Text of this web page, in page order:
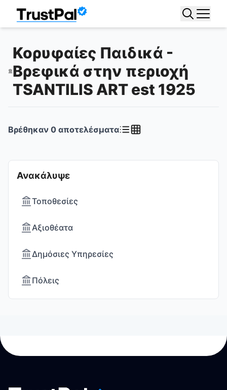
Κορυφαίες Παιδικά -
Βρεφικά στην περιοχή
TSANTILIS ART est 1925
Ανακάλυψε
Τοποθεσίες
Αξιοθέατα
Δημόσιες Υπηρεσίες
Πόλεις
Βρέθηκαν 0 αποτελέσματα